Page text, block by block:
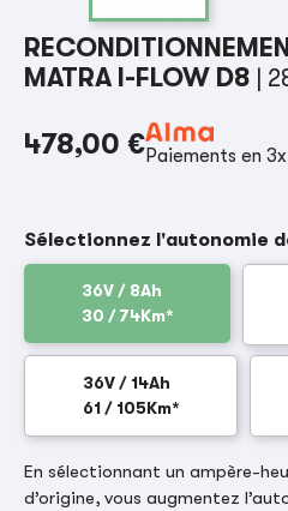
MATRA I-FLOW D8
|
478,00 €Paiements en
Sélectionnez l'autonomie
36V / 8Ah
30 / 74Km*
36V / 14Ah
61 / 105Km*
En sélectionnant un ampère-
d’origine, vous augmentez